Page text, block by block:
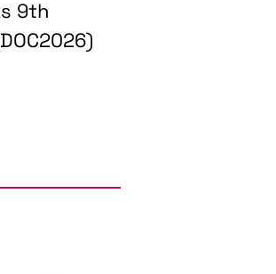
9th